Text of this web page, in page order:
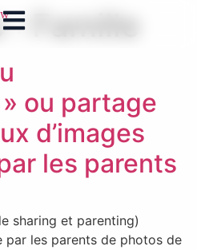
: Famille
ou partage
d’images
les parents
sharing et parenting)
les parents de photos de